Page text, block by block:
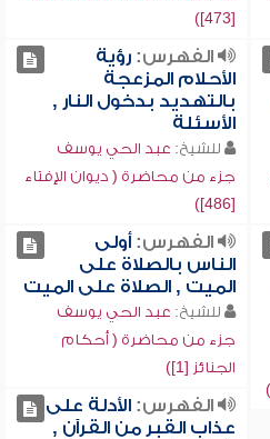
[473])
الفهرس:رؤية
الأحلام المزعجة
بالتهديد بدخول النار ,
الأسئلة
للشيخ: عبد الحي يوسف
جزء من محاضرة ( ديوان الإفتاء
[486])
الفهرس:أولى
الناس بالصلاة على
الميت , الصلاة على الميت
للشيخ: عبد الحي يوسف
جزء من محاضرة ( أحكام
الجنائز [1])
الفهرس:الأدلة على
عذاب القبر من القرآن ,